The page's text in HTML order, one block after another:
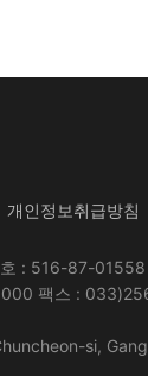
개인정보취급방침
: 516-87-
팩스 :
si,